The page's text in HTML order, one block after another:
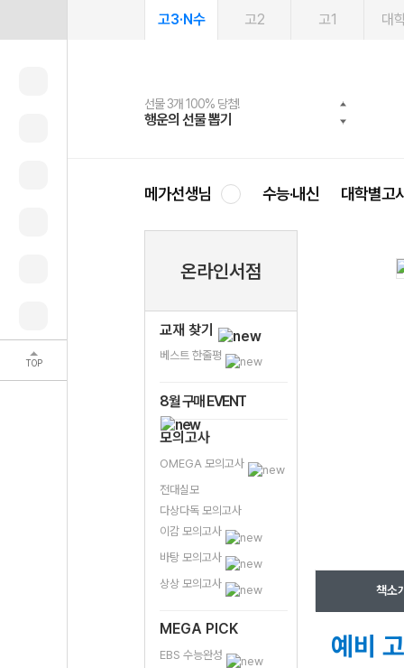
TOP
고3·N수 고2 고1 대
선물 3개 100% 당첨!
행운의 선물 뽑기
선물 100% 증정!
메가스터디 X 올리브
여름방학 스터디 캐시백
메가런 썸머스쿨
2027 러셀 단과
강사 공개선발
스마트러닝앱
설문 EVENT
메가패스
3일 무료 체험권
메가패스 수강생 무료혜택!
메가클럽 멤버십
사회공헌 캠페인
희망이룸 메가나눔
메가선생님 수능·내신 대학별고
온라인서점
교재 찾기
베스트 한줄평
8월 구매 EVENT
모의고사
OMEGA 모의고사
전대실모
다상다독 모의고사
이감 모의고사
바탕 모의고사
상상 모의고사
MEGA PICK
EBS 수능완성
책소
예비